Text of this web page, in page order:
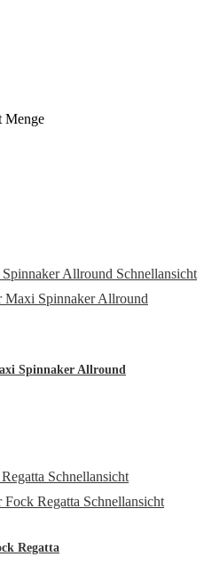
Menge
Schnellansicht
Spinnaker Allround
Schnellansicht
Schnellansicht
Regatta